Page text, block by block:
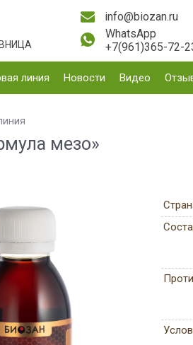
info@biozan.ru
WhatsApp
+7(961)365-72-
линия Новости Видео
мезо»